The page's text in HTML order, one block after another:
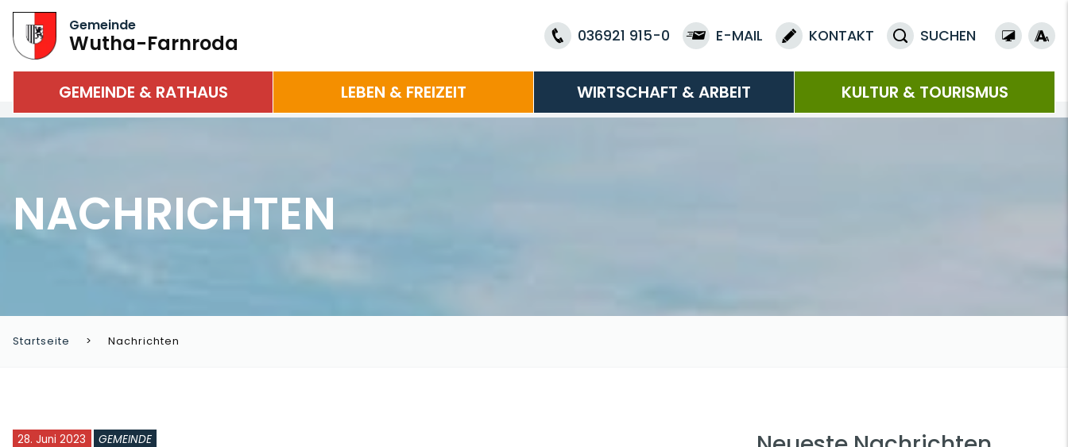
Gemeinde
Wutha-Farnroda 036921 915-0 E-MAIL KONTAKT SUCHEN
GEMEINDE & RATHAUS LEBEN & FREIZEIT WIRTSCHAFT & ARBEIT KULTUR & TOURISMUS
NACHRICHTEN
Startseite Nachrichten
28. Juni 2023 GEMEINDE